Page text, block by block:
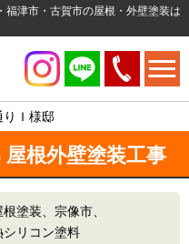
福津市・古賀市の屋根・外壁塗装は
りＩ様邸
根外壁塗装工事
根塗装
宗像市
シリコン塗料